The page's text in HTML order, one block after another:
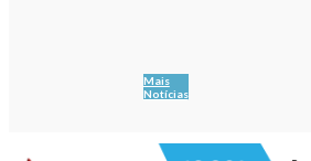
Mais
Notícias